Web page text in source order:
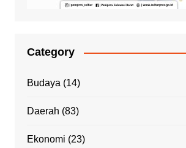
Category
Budaya(14)
Daerah (83)
Ekonomi (23)